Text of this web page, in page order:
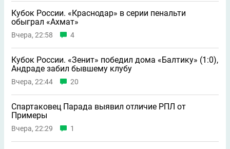
Кубок России. «Краснодар» в серии пенальти
обыграл «Ахмат»
Вчера, 22:58 4
Кубок России. «Зенит» победил дома «Балтику» (1:0),
Андраде забил бывшему клубу
Вчера, 22:44 20
Спартаковец Парада выявил отличие РПЛ от
Примеры
Вчера, 22:29 1